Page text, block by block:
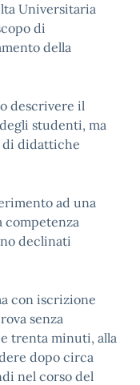
Universitaria
di
della
descrivere il
studenti, ma
di didattiche
ad una
declinati
con iscrizione
senza
trenta minuti, alla
dopo circa
nel corso del